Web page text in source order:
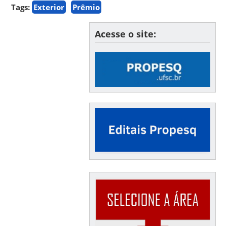
Tags: Exterior Prêmio
Acesse o site: